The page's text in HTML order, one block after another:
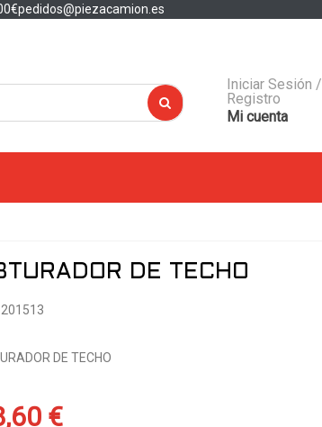
pedidos@piezacamion.es
Iniciar Sesión /
Registro
Mi cuenta
DE TECHO
DE TECHO
€